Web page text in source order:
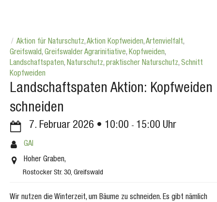
Aktion für Naturschutz,Aktion Kopfweiden,Artenvielfalt,
Greifswald, Greifswalder Agrarinitiative, Kopfweiden,
Landschaftspaten, Naturschutz, praktischer Naturschutz, Schnitt
Kopfweiden
Landschaftspaten Aktion: Kopfweiden
schneiden
7. Februar 2026 10:00 15:00
GAI
Hoher Graben,
Rostocker Str. 30, Greifswald
Wir nutzen die Winterzeit, um Bäume zu schneiden. Es gibt nämlich